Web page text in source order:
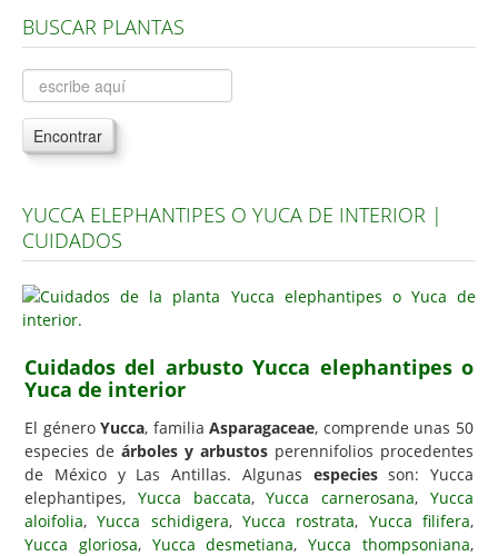
Árboles, Cicas y Palmeras de la G a la Z
Plantas Anuales y Perennes
Plantas Bulbosas y Acuáticas
Plantas de Interior
Plantas Aromáticas y de Huerto
Plantas Carnívoras y Orquídeas
Consejos
Hemisferio Sur
Enfermedades
Animales
Hongos
Carencias
BUSCAR PLANTAS
Encontrar
YUCCA ELEPHANTIPES O YUCA DE INTERIOR |
CUIDADOS
Cuidados del arbusto Yucca elephantipes o
Yuca de interior
El géneroYucca, familiaAsparagaceae, comprende unas 50
especies de árboles y arbustos perennifolios procedentes
de México y Las Antillas. Algunas especiesson: Yucca
elephantipes, Yucca baccata,Yucca carnerosana,Yucca
aloifolia,Yucca schidigera,Yucca rostrata, Yucca filifera,
Yucca gloriosa, Yucca desmetiana,Yucca thompsoniana,